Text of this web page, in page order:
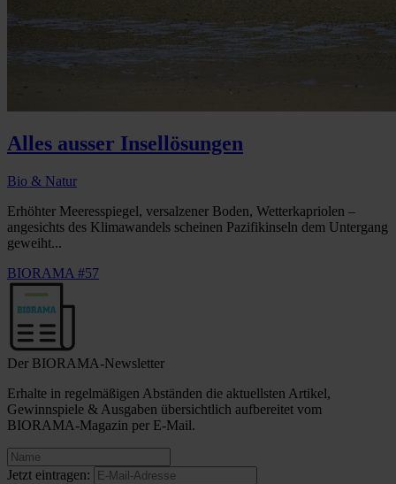
Alles ausser Insellösungen
Bio & Natur
Erhöhter Meeresspiegel, versalzener Boden, Wetterkapriolen –
angesichts des Klimawandels scheinen Pazifikinseln dem Untergang
geweiht...
BIORAMA #57
Der BIORAMA-Newsletter
Erhalte in regelmäßigen Abständen die aktuellsten Artikel,
Gewinnspiele & Ausgaben übersichtlich aufbereitet vom
BIORAMA-Magazin per E-Mail.
Jetzt eintragen: